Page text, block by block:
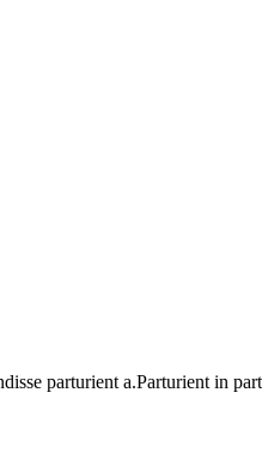
parturient a.Parturient in